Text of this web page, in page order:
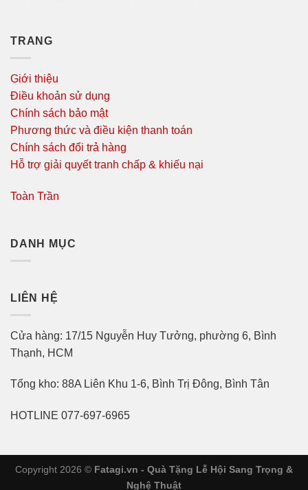
TRANG
Giới thiệu
Điều khoản sử dụng
Chính sách bảo mật
Phương thức và điều kiện thanh toán
Chính sách đổi trả hàng
Hỗ trợ giải quyết tranh chấp & khiếu nại
Toàn Trần
DANH MỤC
LIÊN HỆ
Cửa hàng: 17/15 Nguyễn Huy Tưởng, phường 6, Bình
Thạnh, HCM
Tổng kho: 88A Liên Khu 1-6, Bình Trị Đông, Bình Tân
HOTLINE 077-697-6965
Copyright 2026 © Fatagi.vn - Quà Tặng Lễ Hội Sang Trọng &
Nghệ Thuật